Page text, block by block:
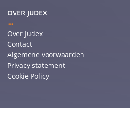
OVER JUDEX
Over Judex
Contact
Algemene voorwaarden
Privacy statement
Cookie Policy